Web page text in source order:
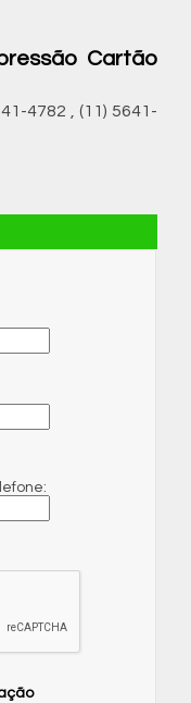
Cartão
4782 ,(11) 5641-